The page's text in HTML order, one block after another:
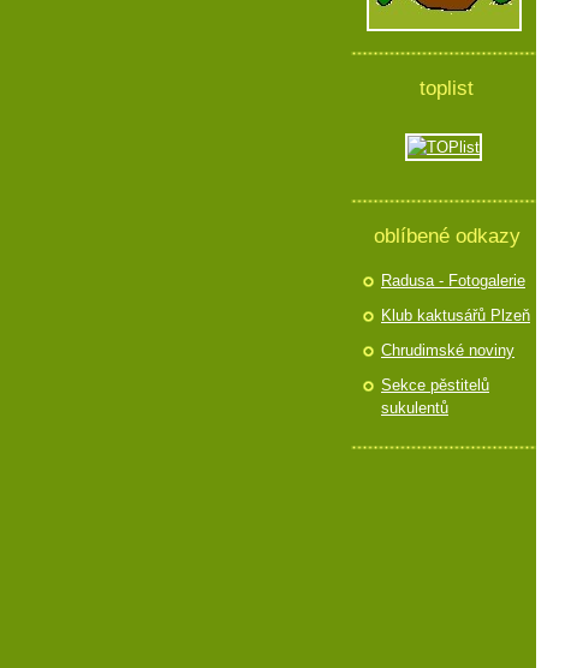
toplist
oblíbené odkazy
Radusa - Fotogalerie
Klub kaktusářů Plzeň
Chrudimské noviny
Sekce pěstitelů
sukulentů